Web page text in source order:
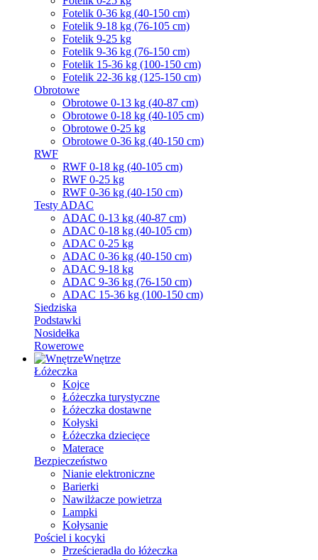
Fotelik 0-36 kg (40-150 cm)
Fotelik 9-18 kg (76-105 cm)
Fotelik 9-25 kg
Fotelik 9-36 kg (76-150 cm)
Fotelik 15-36 kg (100-150 cm)
Fotelik 22-36 kg (125-150 cm)
Obrotowe
Obrotowe 0-13 kg (40-87 cm)
Obrotowe 0-18 kg (40-105 cm)
Obrotowe 0-25 kg
Obrotowe 0-36 kg (40-150 cm)
RWF
RWF 0-18 kg (40-105 cm)
RWF 0-25 kg
RWF 0-36 kg (40-150 cm)
Testy ADAC
ADAC 0-13 kg (40-87 cm)
ADAC 0-18 kg (40-105 cm)
ADAC 0-25 kg
ADAC 0-36 kg (40-150 cm)
ADAC 9-18 kg
ADAC 9-36 kg (76-150 cm)
ADAC 15-36 kg (100-150 cm)
Siedziska
Podstawki
Nosidełka
Rowerowe
Wnętrze
Łóżeczka
Kojce
Łóżeczka turystyczne
Łóżeczka dostawne
Kołyski
Łóżeczka dziecięce
Materace
Bezpieczeństwo
Nianie elektroniczne
Barierki
Nawilżacze powietrza
Lampki
Kołysanie
Pościel i kocyki
Prześcieradła do łóżeczka